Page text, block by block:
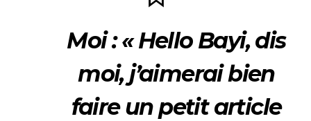
Moi : « Hello Bayi, dis
moi, j’aimerai bien
faire un petit article